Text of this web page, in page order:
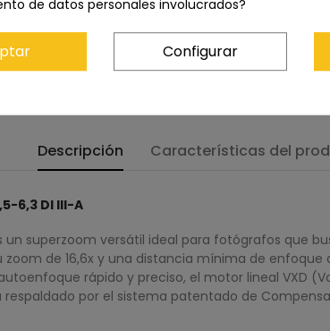
DI III-A VC VXD (NIKON Z) 599,00 €
E 649,00 €
Descripción Características del
6,3 DI III-A
un superzoom versátil ideal para fotógrafos
de 16,6x y una distancia mínima de
rápido y preciso, el motor lineal VXD
por el sistema patentado de
de datos personales involucrados?
Configurar